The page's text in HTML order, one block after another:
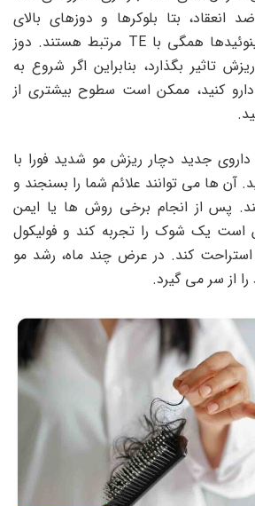
انعقاد، بتا بلوکرها و دوزهای بالای
یا سایر رتینوئیدها همگی با TE مرتبط هستند. دوز
تاثیر بگذارد، بنابراین اگر شروع به
دارو کنید، ممکن است سطوح بیشتری از
جدید دچار ریزش مو شدید فورا با
ها می توانند علائم شما را بسنجند و
پس از انجام برخی روش ‌ها یا ایمن
است یک شوک را تجربه کند و فولیکول
استراحت کند. در عرض چند ماه، رشد مو
را از سر می گیرد.